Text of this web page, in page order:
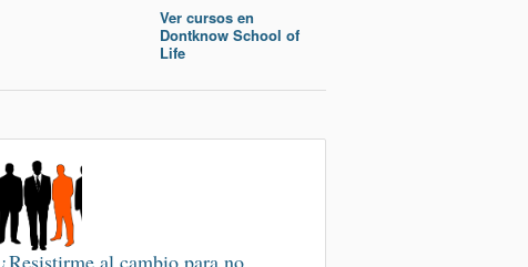
Ver cursos en
Dontknow School of
Life
¿Resistirme al cambio para no